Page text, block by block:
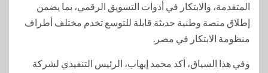
المتقدمة، والابتكار في أدوات التسويق الرقمي، بما يضمن
إطلاق منصة وطنية حديثة قابلة للتوسع تخدم مختلف أطراف
منظومة الابتكار في مصر.
وفي هذا السياق، أكد محمد إيهاب، الرئيس التنفيذي لشركة